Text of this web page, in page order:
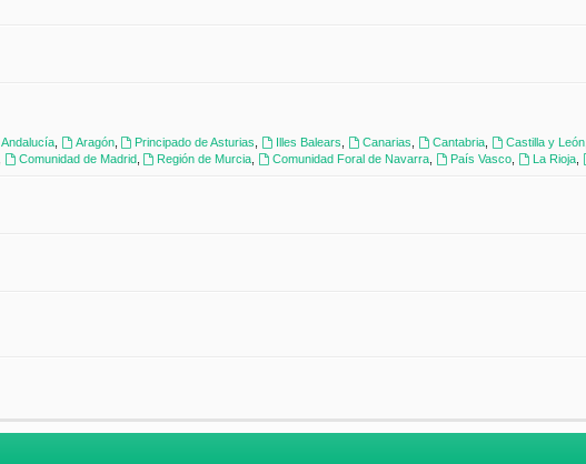
Andalucía, Aragón, Principado de Asturias Illes Balears Canarias Cantabria, Castilla y León,
Comunidad de Madrid, Región de Murcia Comunidad Foral de Navarra País Vasco La Rioja,